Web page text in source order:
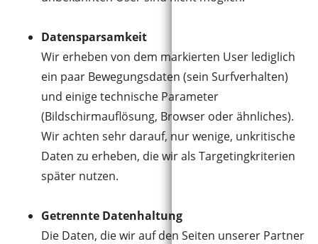
Datensparsamkeit
Wir erheben von dem markierten User lediglich
ein paar Bewegungsdaten (sein Surfverhalten)
und einige technische Parameter
(Bildschirmauflösung, Browser oder ähnliches).
Wir achten sehr darauf, nur wenige, unkritische
Daten zu erheben, die wir als Targetingkriterien
später nutzen.
Getrennte Datenhaltung
Die Daten, die wir auf den Seiten unserer Partner